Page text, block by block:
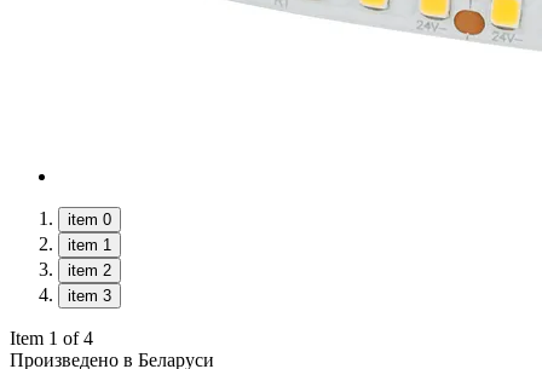
item 0
item 1
item 2
item 3
Item 1 of 4
Произведено в Беларуси